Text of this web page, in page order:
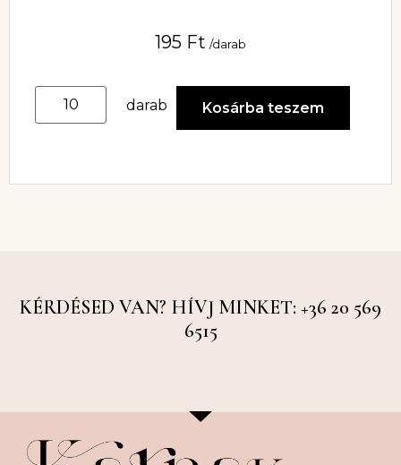
195 Ft /darab
darab Kosárba teszem
KÉRDÉSED VAN? HÍVJ MINKET: +36 20 569
6515